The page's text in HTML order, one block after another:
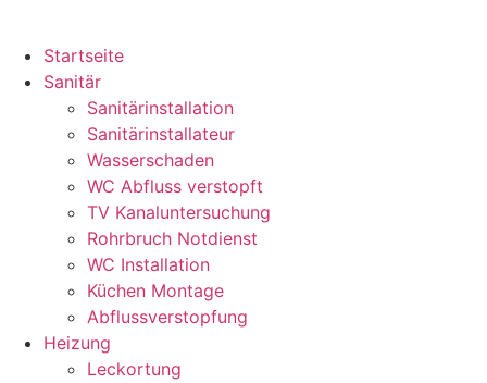
Startseite
Sanitär
Sanitärinstallation
Sanitärinstallateur
Wasserschaden
WC Abfluss verstopft
TV Kanaluntersuchung
Rohrbruch Notdienst
WC Installation
Küchen Montage
Abflussverstopfung
Heizung
Leckortung